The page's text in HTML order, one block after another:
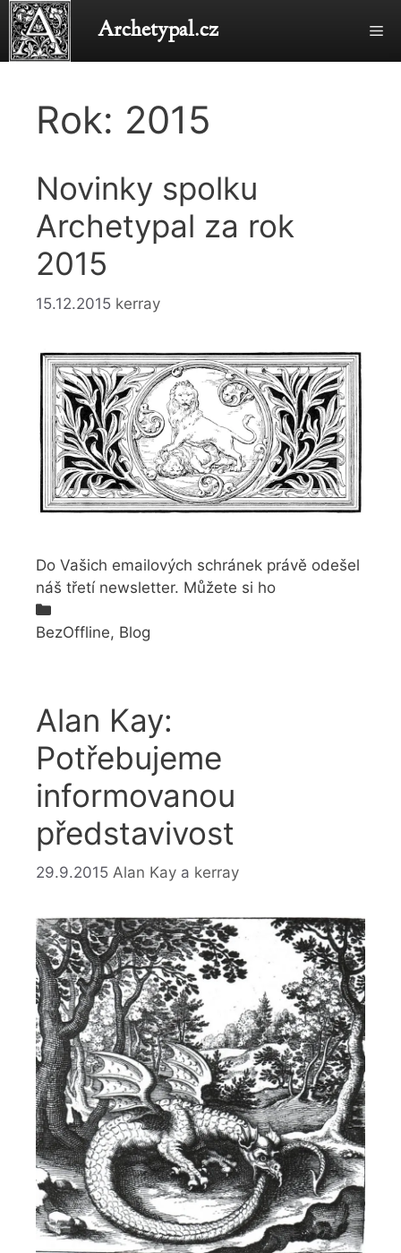
Přeskočit
na
obsah
Archetypal.cz
Rok: 2015
Novinky spolku
Archetypal za rok
2015
15.12.2015 kerray
Do Vašich emailových schránek právě odešel
náš třetí newsletter. Můžete si ho
Rubriky
BezOffline, Blog
Alan Kay:
Potřebujeme
informovanou
představivost
29.9.2015 Alan Kay a kerray